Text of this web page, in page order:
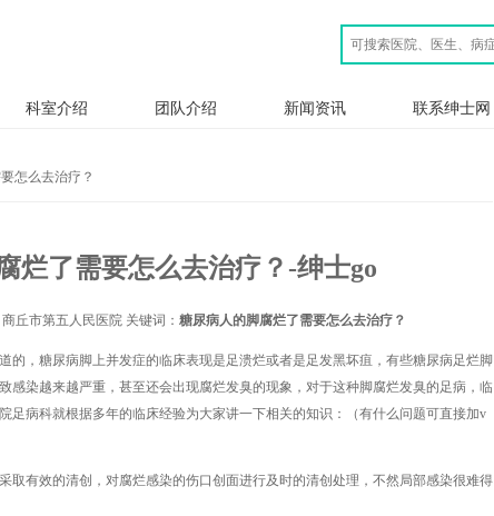
科室介绍 团队介绍 新闻资讯 联系绅士网
怎么去治疗？
烂了需要怎么去治疗？-绅士go
丘市第五人民医院 关键词： 糖尿病人的脚腐烂了需要怎么去治疗？
的，糖尿病脚上并发症的临床表现是足溃烂或者是足发黑坏疽，有些糖尿病足烂脚
感染越来越严重，甚至还会出现腐烂发臭的现象，对于这种脚腐烂发臭的足病，临
足病科就根据多年的临床经验为大家讲一下相关的知识：（有什么问题可直接加v
取有效的清创，对腐烂感染的伤口创面进行及时的清创处理，不然局部感染很难得